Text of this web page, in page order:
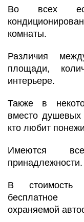
Во всех
комнаты.
Различия
площади,
интерьере.
Также в
вместо душевых
кто любит
Имеются
принадлежности.
В стоимость
бесплатное
охраняемой